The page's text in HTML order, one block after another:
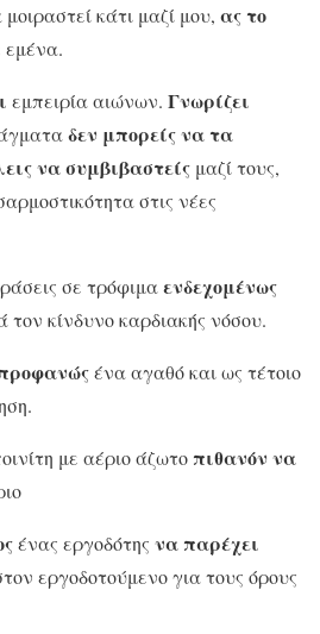
κάτι μαζί μου, ας το
εμένα.
εμπειρία αιώνων. Γνωρίζει
δεν μπορείς να τα
να συμβιβαστείς μαζί τους,
στις νέες
σε τρόφιμαενδεχομένως
τον κίνδυνο καρδιακής νόσου.
ένα αγαθό και ως τέτοιο
με αέριο άζωτο πιθανόν να
ένας εργοδότης να παρέχει
εργοδοτούμενο για τους όρους